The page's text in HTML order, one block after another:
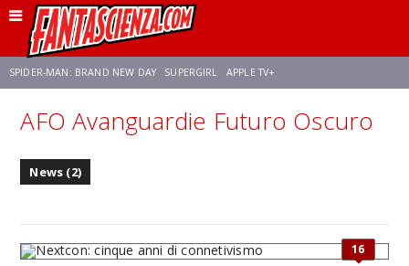
SPIDER-MAN: BRAND NEW DAY SUPERGIRL APPLE TV+
FRANCO RICCIARDIELLO ZENDAYA STAR TREK AVENGERS: DOOMSDAY
AFO Avanguardie Futuro Oscuro
News (2)
16